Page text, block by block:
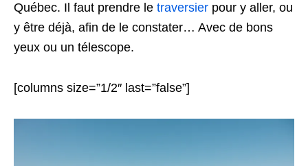
Québec. Il faut prendre le traversier pour y aller, ou
y être déjà, afin de le constater… Avec de bons
yeux ou un télescope.
[columns size=”1/2″ last=”false”]